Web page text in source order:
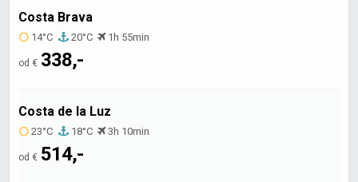
Costa Brava
14°C 20°C 1h 55min
od € 338,-
Costa de la Luz
23°C 18°C 3h 10min
od € 514,-